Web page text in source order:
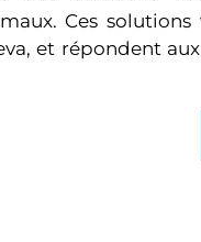
Ces
et répondent